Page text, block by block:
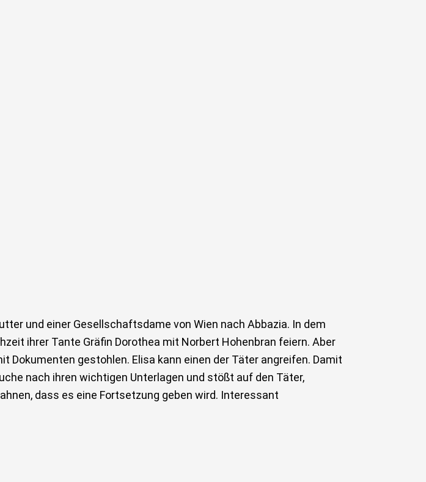
und einer Gesellschaftsdame von Wien nach Abbazia. In dem
ihrer Tante Gräfin Dorothea mit Norbert Hohenbran feiern. Aber
gestohlen. Elisa kann einen der Täter angreifen. Damit
nach ihren wichtigen Unterlagen und stößt auf den Täter,
dass es eine Fortsetzung geben wird. Interessant